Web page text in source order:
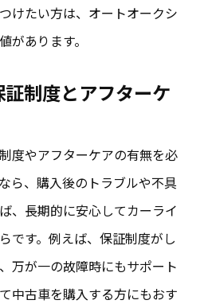
けたい方は、オートオークシ
があります。
制度とアフターケ
度やアフターケアの有無を必
ら、購入後のトラブルや不具
、長期的に安心してカーライ
です。例えば、保証制度がし
万が一の故障時にもサポート
中古車を購入する方にもおす